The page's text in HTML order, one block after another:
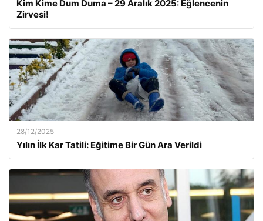
Kim Kime Dum Duma – 29 Aralık 2025: Eğlencenin
Zirvesi!
28/12/2025
Yılın İlk Kar Tatili: Eğitime Bir Gün Ara Verildi